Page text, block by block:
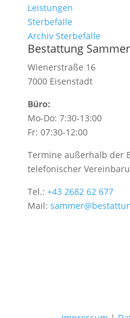
Leistungen
Sterbefälle
Archiv Sterbefälle
Bestattung Sammer
Wienerstraße 16
7000 Eisenstadt
Büro:
Mo-Do: 7:30-13:00
Fr: 07:30-12:00
Termine außerhalb der
telefonischer
Tel.: +43 2682 62 677
Mail: